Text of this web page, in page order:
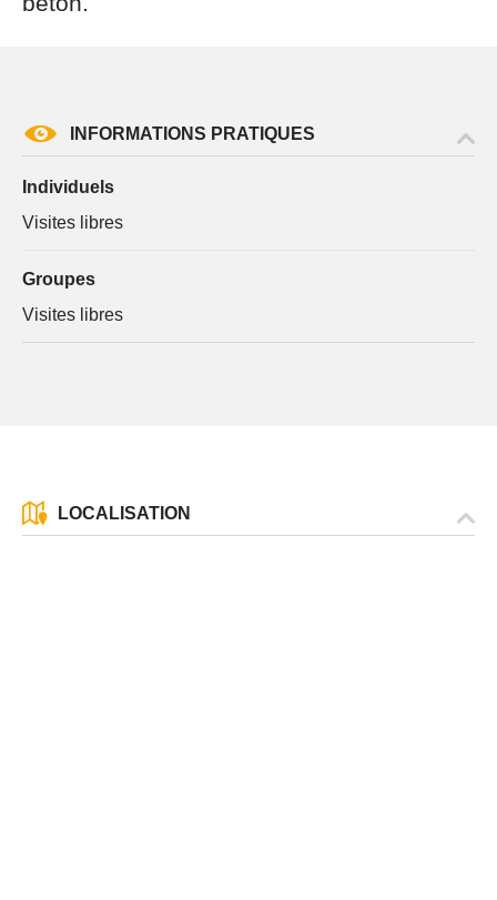
INFORMATIONS PRATIQUES
Individuels
Visites libres
Groupes
Visites libres
LOCALISATION